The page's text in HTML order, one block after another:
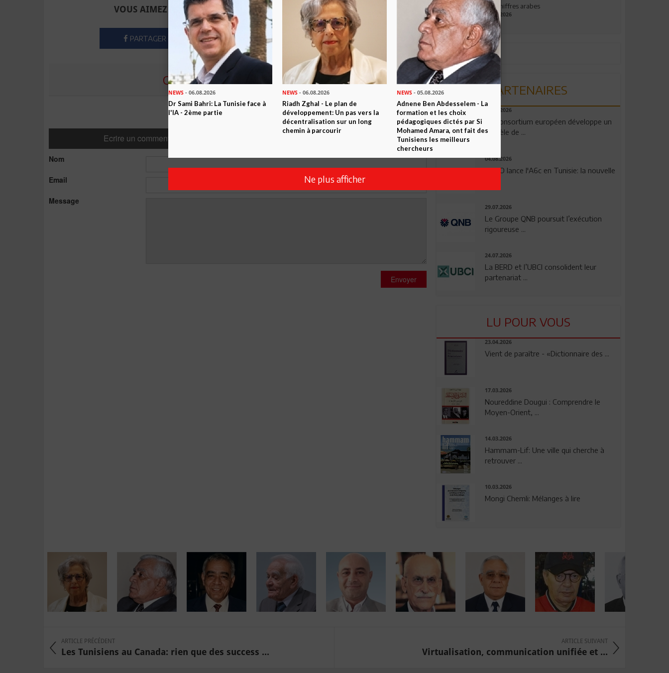
VOUS AIMEZ CET ARTICLE ? PARTAGEZ-LE AVEC VOS AMIS !
PARTAGER TWEETER ABONNEZ-VOUS
COMMENTER CET ARTICLE
0Commentaires
Ecrire un commentaire
Nom
Email
Message
Envoyer
aux chiffres arabes
09.07.2026
PARTENAIRES
06.08.2026
Un consortium européen développe un
modèle de ...
04.08.2026
OPPO lance l'A6c en Tunisie: la nouvelle
29.07.2026
Le Groupe QNB poursuit l’exécution
rigoureuse ...
24.07.2026
La BERD et l’UBCI consolident leur
partenariat ...
LU POUR VOUS
23.04.2026
Vient de paraître - «Dictionnaire des ...
17.03.2026
Noureddine Dougui : Comprendre le
Moyen-Orient, ...
14.03.2026
Hammam-Lif: Une ville qui cherche à
retrouver ...
10.03.2026
Mongi Chemli: Mélanges à lire
ARTICLE PRÉCÉDENT
Les Tunisiens au Canada: rien que des success ...
ARTICLE SUIVANT
Virtualisation, communication unifiée et ...
NEWS - 06.08.2026
Dr Sami Bahri: La Tunisie face à
l'IA - 2ème partie
NEWS - 06.08.2026
Riadh Zghal - Le plan de
développement: Un pas vers la
décentralisation sur un long
chemin à parcourir
NEWS- 05.08.2026
Adnene Ben Abdesselem - La
formation et les choix
pédagogiques dictés par Si
Mohamed Amara, ont fait des
Tunisiens les meilleurs
chercheurs
Ne plus afficher